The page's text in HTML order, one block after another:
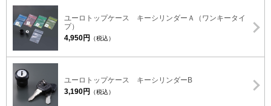
ユーロトップケース キーシリンダーＡ（ワンキータイ
プ）
4,950円 （税込）
ユーロトップケース キーシリンダーB
3,190円 （税込）